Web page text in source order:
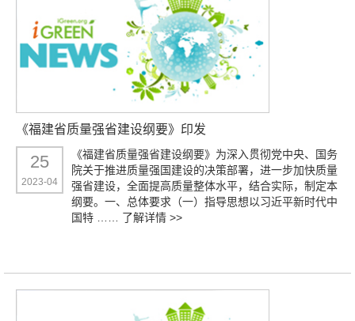
《福建省质量强省建设纲要》印发
25
2023-04
《福建省质量强省建设纲要》为深入贯彻党中央、国务
院关于推进质量强国建设的决策部署，进一步加快质量
强省建设，全面提高质量整体水平，结合实际，制定本
纲要。一、总体要求（一）指导思想以习近平新时代中
国特 …… 了解详情 >>